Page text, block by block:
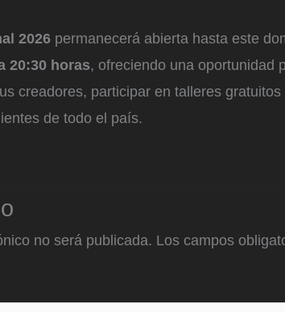
2026 permanecerá abierta hasta este
20:30 horas, ofreciendo una oportunidad
creadores, participar en talleres
de todo el país.
no será publicada. Los campos